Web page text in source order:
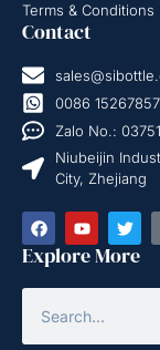
Terms & Conditions
Contact
0086
Zalo No.:
Niubeijin
City, Zhejiang
Explore More